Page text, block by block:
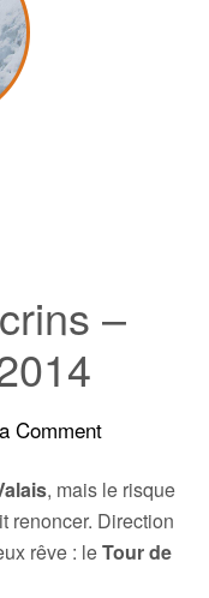
–
Comment
, mais le risque
renoncer. Direction
rêve : leTour de